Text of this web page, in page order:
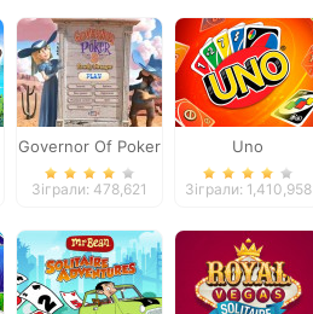
Governor Of Poker
2
Зіграли: 478,621
Uno
Зіграли: 1,410,958